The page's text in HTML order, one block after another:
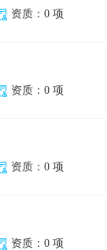
资质：0 项
资质：0 项
资质：0 项
资质：0 项